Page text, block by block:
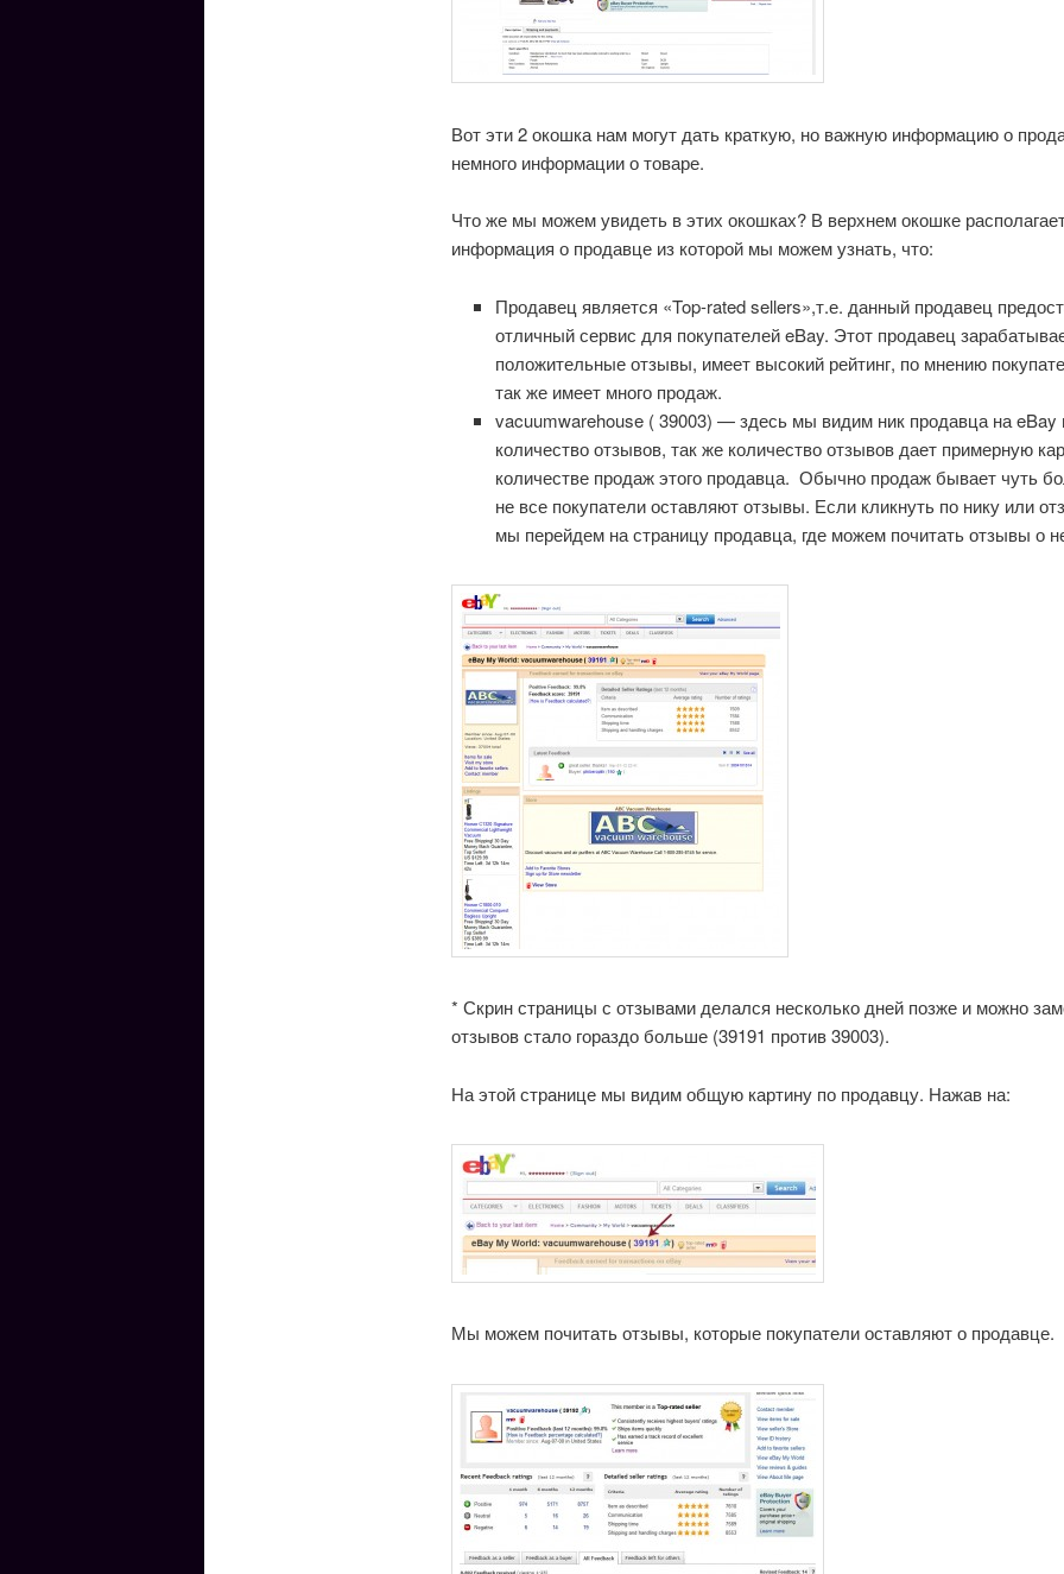
Вот эти 2 окошка нам могут дать краткую, но важную информацию о
немного информации о товаре.
Что же мы можем увидеть в этих окошках? В верхнем окошке
информация о продавце из которой мы можем узнать, что:
Продавец является «Top-rated sellers»,т.е. данный продавец
отличный сервис для покупателей eBay. Этот продавец
положительные отзывы, имеет высокий рейтинг, по мнению
так же имеет много продаж.
vacuumwarehouse ( 39003) — здесь мы видим ник продавца на eBay
количество отзывов, так же количество отзывов дает примерную
количестве продаж этого продавца. Обычно продаж бывает чуть
не все покупатели оставляют отзывы. Если кликнуть по нику или
мы перейдем на страницу продавца, где можем почитать отзывы о
* Скрин страницы с отзывами делался несколько дней позже и можно
отзывов стало гораздо больше (39191 против 39003).
На этой странице мы видим общую картину по продавцу. Нажав на:
Мы можем почитать отзывы, которые покупатели оставляют о продавце.